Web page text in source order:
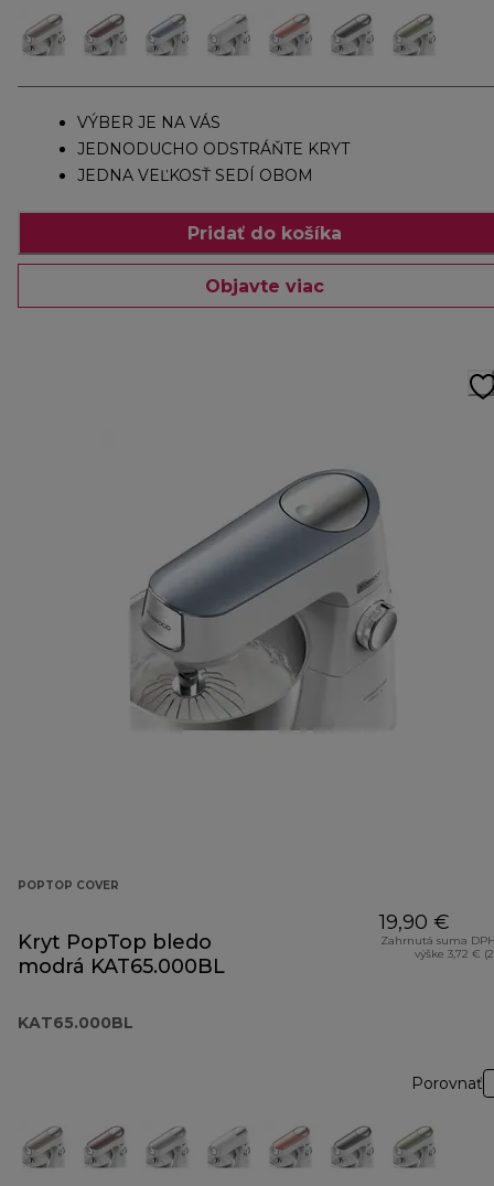
VÝBER JE NA VÁS
JEDNODUCHO ODSTRÁŇTE KRYT
JEDNA VEĽKOSŤ SEDÍ OBOM
Pridať do košíka
Objavte viac
POPTOP COVER
Kryt PopTop bledo
modrá KAT65.000BL
KAT65.000BL
19,90 €
Zahrnutá suma
výške 3,72 €
Porovnať